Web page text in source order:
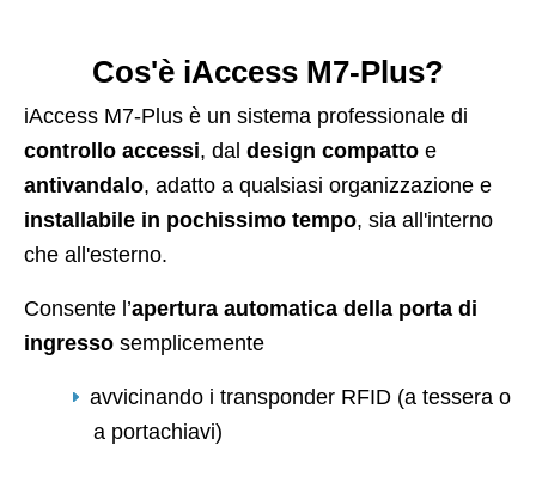
Cos'è iAccess M7-Plus?
iAccess M7-Plus è un sistema professionale di
controllo accessi, dal design compatto e
antivandalo, adatto a qualsiasi organizzazione e
installabile in pochissimo tempo, sia all'interno
che all'esterno.
Consente l’apertura automatica della porta di
ingresso semplicemente
avvicinando i transponder RFID (a tessera o
a portachiavi)